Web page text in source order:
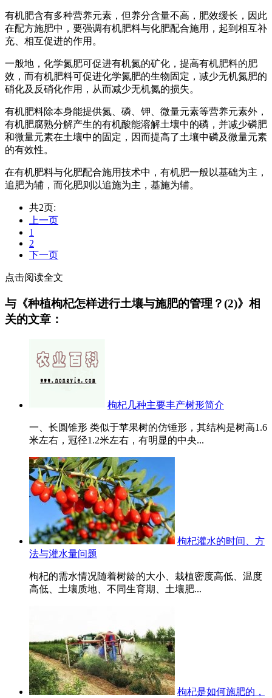
有机肥含有多种营养元素，但养分含量不高，肥效缓长，因此
在配方施肥中，要强调有机肥料与化肥配合施用，起到相互补
充、相互促进的作用。
一般地，化学氮肥可促进有机氮的矿化，提高有机肥料的肥
效，而有机肥料可促进化学氮肥的生物固定，减少无机氮肥的
硝化及反硝化作用，从而减少无机氮的损失。
有机肥料除本身能提供氮、磷、钾、微量元素等营养元素外，
有机肥腐熟分解产生的有机酸能溶解土壤中的磷，并减少磷肥
和微量元素在土壤中的固定，因而提高了土壤中磷及微量元素
的有效性。
在有机肥料与化肥配合施用技术中，有机肥一般以基础为主，
追肥为辅，而化肥则以追施为主，基施为辅。
共2页:
上一页
1
2
下一页
点击阅读全文
与《种植枸杞怎样进行土壤与施肥的管理？(2)》相
关的文章：
枸杞几种主要丰产树形简介
一、长圆锥形 类似于苹果树的仿锤形，其结构是树高1.6
米左右，冠径1.2米左右，有明显的中央...
枸杞灌水的时间、方
法与灌水量问题
枸杞的需水情况随着树龄的大小、栽植密度高低、温度
高低、土壤质地、不同生育期、土壤肥...
枸杞是如何施肥的，